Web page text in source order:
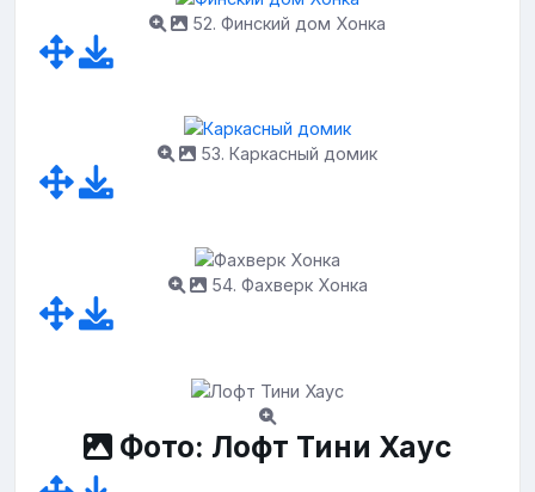
52. Финский дом Хонка
53. Каркасный домик
54. Фахверк Хонка
Фото: Лофт Тини Хаус